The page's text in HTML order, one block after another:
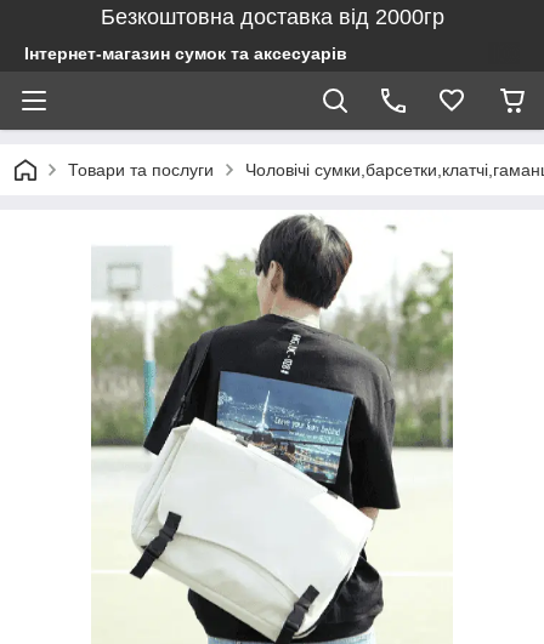
Безкоштовна доставка від 2000гр
Інтернет-магазин сумок та аксесуарів
Товари та послуги Чоловічі